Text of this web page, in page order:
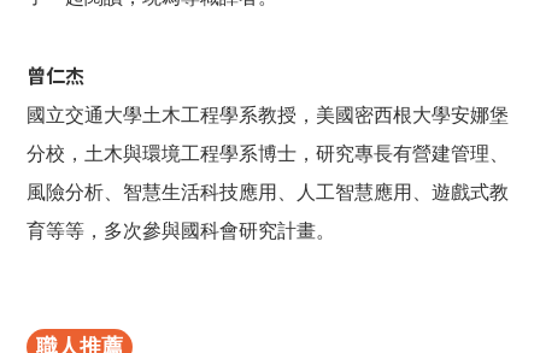
曾仁杰
國立交通大學土木工程學系教授，美國密西根大學安娜堡
分校，土木與環境工程學系博士，研究專長有營建管理、
風險分析、智慧生活科技應用、人工智慧應用、遊戲式教
育等等，多次參與國科會研究計畫。
職人推薦